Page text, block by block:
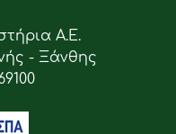
Α.Ε.
- Ξάνθης